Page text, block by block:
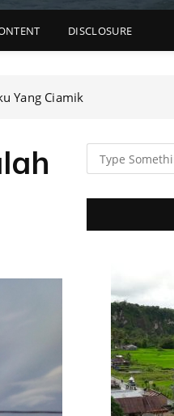
DISCLOSURE
Yang Ciamik